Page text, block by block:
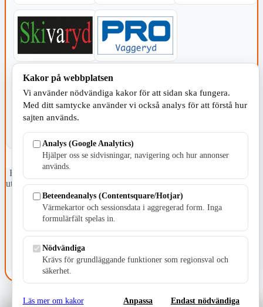
KOMMUNEN
Fristående webbtidningsföretag grundat 1991 som sedan 2002 ger
ut tidningen Skillingaryd.nu och 2010 lanserades Värnamo.nu. Från
april 2026 omfattar Skillingaryd.nu tre kommuner: Gnosjö,
Värnamo och Vaggeryds kommun.
Kontakta oss
E-post: redaktionen@skillingaryd.nu
Postadress: Gisslaköp 1, 568 92 Skillingaryd
Kakinställningar
Kakor på webbplatsen
Vi använder nödvändiga kakor för att sidan ska fungera.
Med ditt samtycke använder vi också analys för att förstå hur
sajten används.
Analys (Google Analytics)
Hjälper oss se sidvisningar, navigering och hur annonser
används.
Beteendeanalys (Contentsquare/Hotjar)
Värmekartor och sessionsdata i aggregerad form. Inga
formulärfält spelas in.
Nödvändiga
Krävs för grundläggande funktioner som regionsval och
säkerhet.
Läs mer om kakor Anpassa Endast nödvändiga